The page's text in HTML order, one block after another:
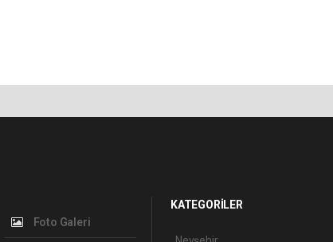
Foto Galeri
KATEGORİLER